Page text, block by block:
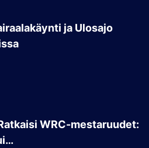
ja Ulosajo
WRC-mestaruudet: